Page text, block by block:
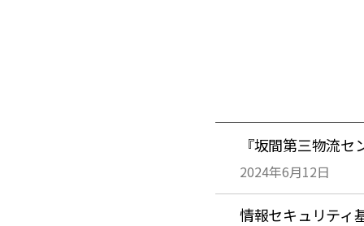
『坂間第三物流
2024年6月12日
情報セキュリティ